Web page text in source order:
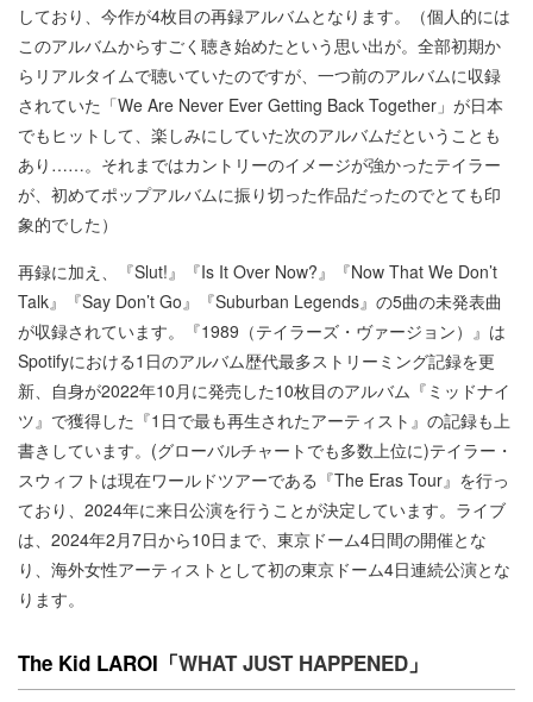
しており、今作が4枚目の再録アルバムとなります。（個人的には
このアルバムからすごく聴き始めたという思い出が。全部初期か
らリアルタイムで聴いていたのですが、一つ前のアルバムに収録
されていた「We Are Never Ever Getting Back Together」が日本
でもヒットして、楽しみにしていた次のアルバムだということも
あり……。それまではカントリーのイメージが強かったテイラー
が、初めてポップアルバムに振り切った作品だったのでとても印
象的でした）
再録に加え、『Slut!』『Is It Over Now?』『Now That We Don’t
Talk』『Say Don’t Go』『Suburban Legends』の5曲の未発表曲
が収録されています。『1989（テイラーズ・ヴァージョン）』は
Spotifyにおける1日のアルバム歴代最多ストリーミング記録を更
新、自身が2022年10月に発売した10枚目のアルバム『ミッドナイ
ツ』で獲得した『1日で最も再生されたアーティスト』の記録も上
書きしています。(グローバルチャートでも多数上位に)テイラー・
スウィフトは現在ワールドツアーである『The Eras Tour』を行っ
ており、2024年に来日公演を行うことが決定しています。ライブ
は、2024年2月7日から10日まで、東京ドーム4日間の開催とな
り、海外女性アーティストとして初の東京ドーム4日連続公演とな
ります。
The Kid LAROI「WHAT JUST HAPPENED 」